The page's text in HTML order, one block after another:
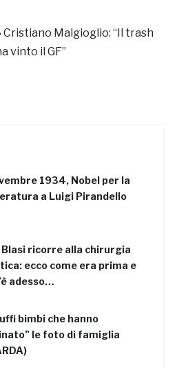
Cristiano Malgioglio: “Il trash
vinto il GF”
1934, Nobel per la
a Luigi Pirandello
Blasi ricorre alla chirurgia
ecco come era prima e
adesso…
bimbi che hanno
le foto di famiglia